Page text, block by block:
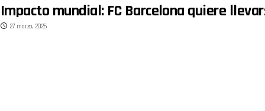
Impacto mundial: FC Barcelona quiere
27 marzo, 2026